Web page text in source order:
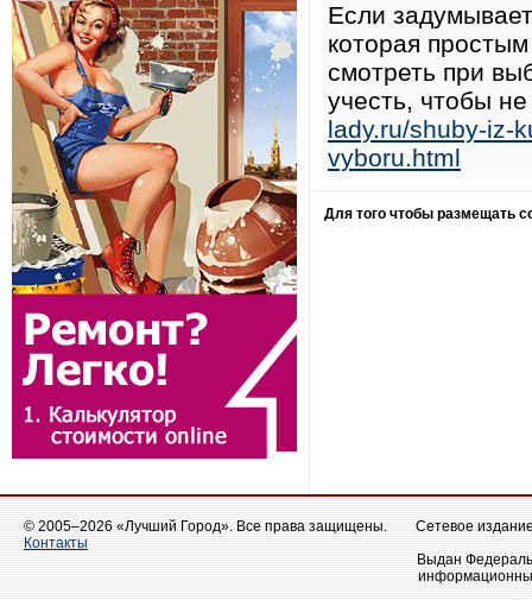
Если
которая
смотреть при
учесть, чтобы
lady.ru/shuby-iz-
vyboru.html
Для того чтобы размещать
© 2005–2026 «Лучший Город». Все права защищены.
Контакты
Сетевое
Выдан